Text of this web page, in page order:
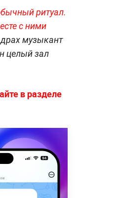
ритуал.
с ними
музыкант
целый зал
в разделе